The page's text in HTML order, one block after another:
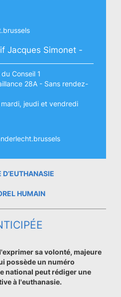
Jacques Simonet -
Conseil 1
28A - Sans rendez-
mardi, jeudi et vendredi
HUMAIN
sa volonté, majeure
possède un numéro
national peut rédiger une
à l'euthanasie.